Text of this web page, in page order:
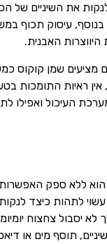
את השיניים של
בנוסף, עיסוק תכוף
האבנית.
שמן קוקוס
אין ראיות התומכות
העיכול ואפילו
הוא ללא ספק
עשוי לתהות כיצד
יסבול צחצוח
תוסף מים או